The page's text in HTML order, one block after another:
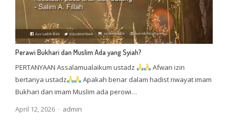
Perawi Bukhari dan Muslim Ada yang Syiah?
PERTANYAAN Assalamualaikum ustadz
Afwan izin
bertanya ustadz
Apakah benar dalam hadist riwayat imam
Bukhari dan imam Muslim ada perowi…
April 12, 2026
Author
admin